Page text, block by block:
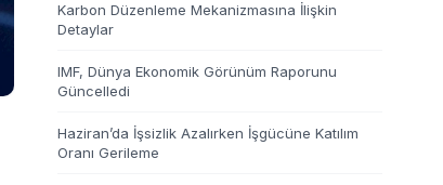
Karbon Düzenleme Mekanizmasına İlişkin
Detaylar
IMF, Dünya Ekonomik Görünüm Raporunu
Güncelledi
Haziran’da İşsizlik Azalırken İşgücüne Katılım
Oranı Gerileme